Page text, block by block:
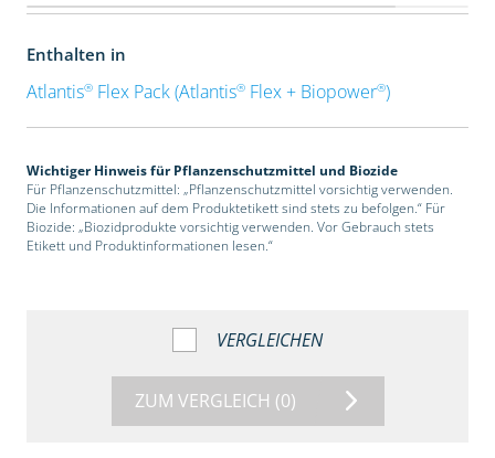
Enthalten in
Atlantis®Flex Pack (Atlantis®Flex + Biopower®)
Wichtiger Hinweis für Pflanzenschutzmittel und Biozide
Für Pflanzenschutzmittel: „Pflanzenschutzmittel vorsichtig verwenden.
Die Informationen auf dem Produktetikett sind stets zu befolgen.“ Für
Biozide: „Biozidprodukte vorsichtig verwenden. Vor Gebrauch stets
Etikett und Produktinformationen lesen.“
VERGLEICHEN
ZUM VERGLEICH (0)